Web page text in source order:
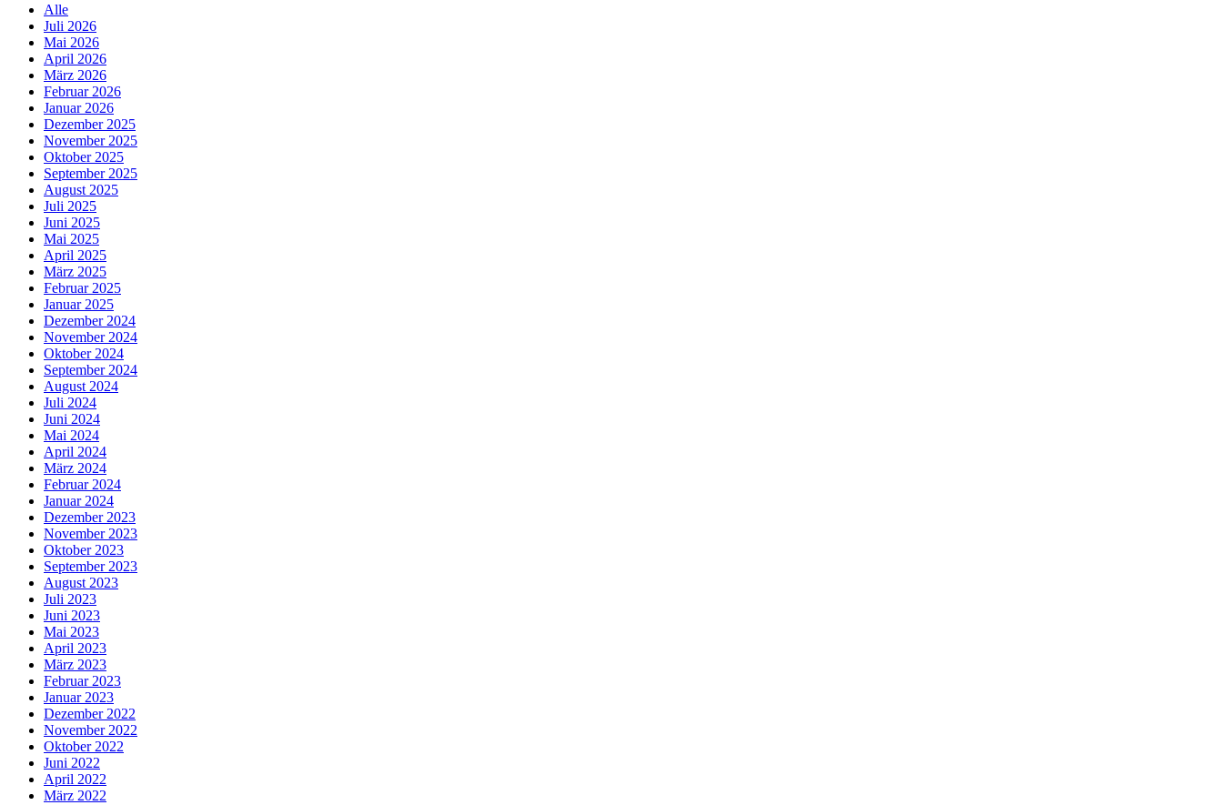
Alle
Juli 2026
Mai 2026
April 2026
März 2026
Februar 2026
Januar 2026
Dezember 2025
November 2025
Oktober 2025
September 2025
August 2025
Juli 2025
Juni 2025
Mai 2025
April 2025
März 2025
Februar 2025
Januar 2025
Dezember 2024
November 2024
Oktober 2024
September 2024
August 2024
Juli 2024
Juni 2024
Mai 2024
April 2024
März 2024
Februar 2024
Januar 2024
Dezember 2023
November 2023
Oktober 2023
September 2023
August 2023
Juli 2023
Juni 2023
Mai 2023
April 2023
März 2023
Februar 2023
Januar 2023
Dezember 2022
November 2022
Oktober 2022
Juni 2022
April 2022
März 2022